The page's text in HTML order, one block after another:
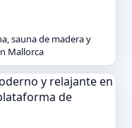
sauna de madera y
Mallorca